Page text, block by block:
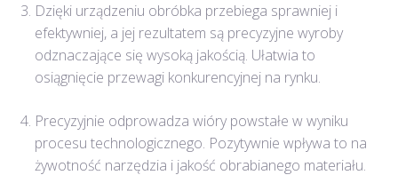
Dzięki urządzeniu obróbka przebiega sprawniej i
efektywniej, a jej rezultatem są precyzyjne wyroby
odznaczające się wysoką jakością. Ułatwia to
osiągnięcie przewagi konkurencyjnej na rynku.
Precyzyjnie odprowadza wióry powstałe w wyniku
procesu technologicznego. Pozytywnie wpływa to na
żywotność narzędzia i jakość obrabianego materiału.